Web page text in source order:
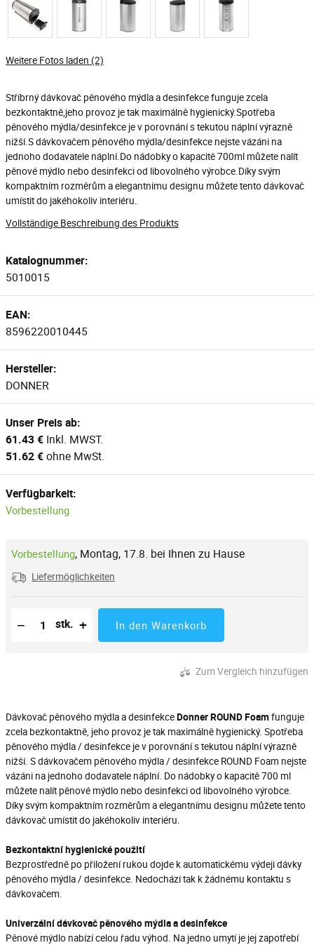
Weitere Fotos laden (2)
Stříbrný dávkovač pěnového mýdla a desinfekce funguje zcela
bezkontaktně,jeho provoz je tak maximálně hygienický.Spotřeba
pěnového mýdla/desinfekce je v porovnání s tekutou náplní výrazně
nižší.S dávkovačem pěnového mýdla/desinfekce nejste vázáni na
jednoho dodavatele náplní.Do nádobky o kapacitě 700ml můžete nalít
pěnové mýdlo nebo desinfekci od libovolného výrobce.Díky svým
kompaktním rozměrům a elegantnímu designu můžete tento dávkovač
umístit do jakéhokoliv interiéru.
Vollständige Beschreibung des Produkts
Katalognummer:
5010015
EAN:
8596220010445
Hersteller:
DONNER
Unser Preis ab:
61.43 € Inkl. MWST.
51.62 €ohne MwSt.
Verfügbarkeit:
Vorbestellung
Vorbestellung, Montag, 17.8. bei Ihnen zu Hause
Liefermöglichkeiten
−
Reduzierung der Menge
Anzahl der Stücke
stk. + In den Warenkorb
Zum Vergleich hinzufügen
Dávkovač pěnového mýdla a desinfekceDonner ROUND Foamfunguje
zcela bezkontaktně, jeho provoz je tak maximálně hygienický. Spotřeba
pěnového mýdla / desinfekce je v porovnání s tekutou náplní výrazně
nižší. S dávkovačem pěnového mýdla / desinfekce ROUND Foam nejste
vázáni na jednoho dodavatele náplní. Do nádobky o kapacitě 700 ml
můžete nalít pěnové mýdlo nebo desinfekci od libovolného výrobce.
Díky svým kompaktním rozměrům a elegantnímu designu můžete tento
dávkovač umístit do jakéhokoliv interiéru.
Bezkontaktní hygienické použití
Bezprostředně po přiložení rukou dojde k automatickému výdeji dávky
pěnového mýdla / desinfekce. Nedochází tak k žádnému kontaktu s
dávkovačem.
Univerzální dávkovač pěnového mýdla a desinfekce
Pěnové mýdlo nabízí celou řadu výhod. Na jedno umytí je jej zapotřebí